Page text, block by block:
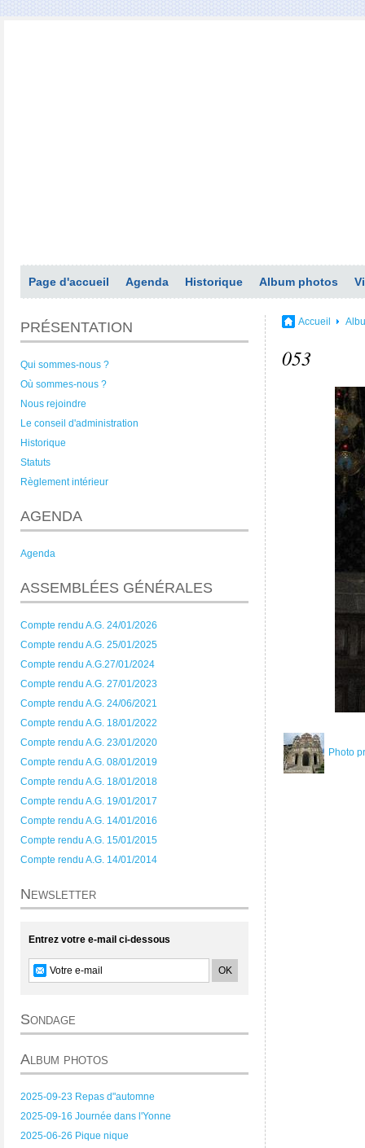
Page d'accueil Agenda Historique Album photos
PRÉSENTATION
Qui sommes-nous ?
Où sommes-nous ?
Nous rejoindre
Le conseil d'administration
Historique
Statuts
Règlement intérieur
AGENDA
Agenda
ASSEMBLÉES GÉNÉRALES
Compte rendu A.G. 24/01/2026
Compte rendu A.G. 25/01/2025
Compte rendu A.G.27/01/2024
Compte rendu A.G. 27/01/2023
Compte rendu A.G. 24/06/2021
Compte rendu A.G. 18/01/2022
Compte rendu A.G. 23/01/2020
Compte rendu A.G. 08/01/2019
Compte rendu A.G. 18/01/2018
Compte rendu A.G. 19/01/2017
Compte rendu A.G. 14/01/2016
Compte rendu A.G. 15/01/2015
Compte rendu A.G. 14/01/2014
Newsletter
Entrez votre e-mail ci-dessous
Sondage
Album photos
2025-09-23 Repas d"automne
2025-09-16 Journée dans l'Yonne
2025-06-26 Pique nique
Accueil
053
Photo